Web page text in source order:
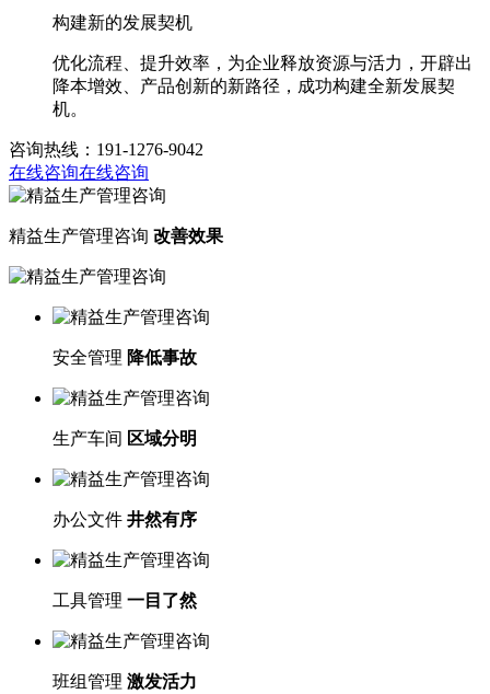
构建新的发展契机
优化流程、提升效率，为企业释放资源与活力，开辟出
降本增效、产品创新的新路径，成功构建全新发展契
机。
咨询热线：191-1276-9042
在线咨询在线咨询
精益生产管理咨询 改善效果
安全管理 降低事故
生产车间 区域分明
办公文件 井然有序
工具管理 一目了然
班组管理 激发活力